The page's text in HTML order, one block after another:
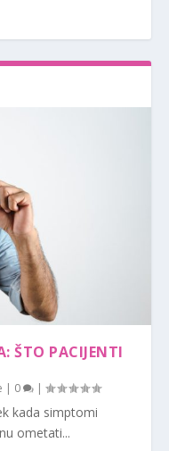
ŠTO PACIJENTI
| 0 |
kada simptomi
ometati...